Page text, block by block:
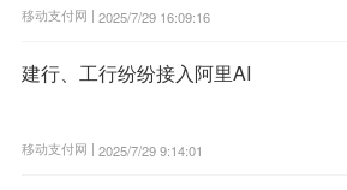
移动支付网 | 2025/7/29 16:09:16
建行、工行纷纷接入阿里AI
移动支付网 | 2025/7/29 9:14:01